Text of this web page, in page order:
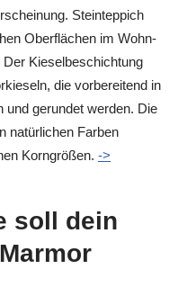
Steinteppich
Oberflächen im Wohn-
Kieselbeschichtung
die vorbereitend in
und gerundet werden. Die
natürlichen Farben
Korngrößen. ->
soll dein